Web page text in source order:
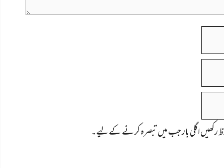
رکھیں اگلی بار جب میں تبصرہ کرنے کےلیے۔